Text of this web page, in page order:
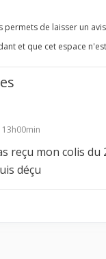
permets de laisser un
et que cet espace
reçu mon colis du
déçu